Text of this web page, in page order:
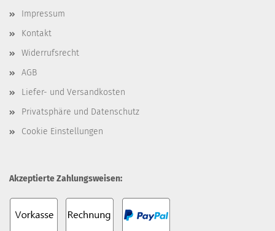
Impressum
Kontakt
Widerrufsrecht
AGB
Liefer- und Versandkosten
Privatsphäre und Datenschutz
Cookie Einstellungen
Akzeptierte Zahlungsweisen: